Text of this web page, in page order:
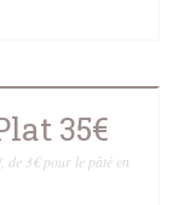
35€
de 3€ pour le pâté en